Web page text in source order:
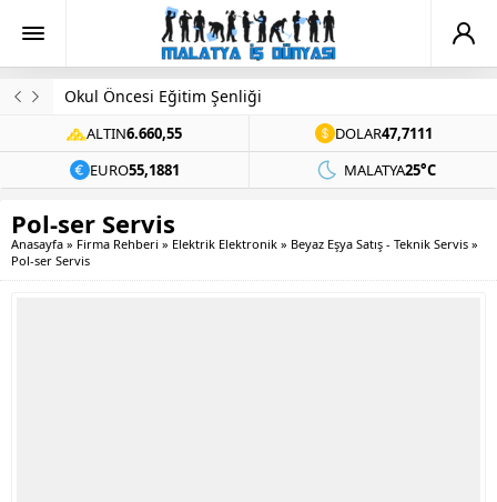
Okul Öncesi Eğitim Şenliği
ALTIN6.660,55 DOLAR47,7111
EURO55,1881 MALATYA25°C
Pol-ser Servis
Anasayfa » Firma Rehberi » Elektrik Elektronik » Beyaz Eşya Satış - Teknik Servis »
Pol-ser Servis